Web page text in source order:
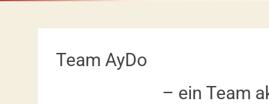
Team AyDo
– ein Team